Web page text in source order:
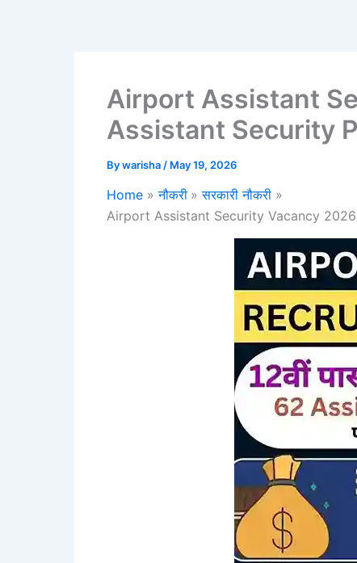
Airport Assistant
Assistant Security
Bywarisha / May 19, 2026
Home नौकरी
सरकारी नौकरी
Airport Assistant Security Vacancy